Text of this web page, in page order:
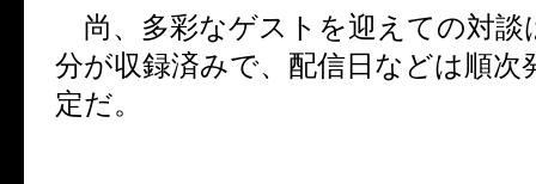
尚、多彩なゲストを迎えての対談
分が収録済みで、配信日などは順次
定だ。